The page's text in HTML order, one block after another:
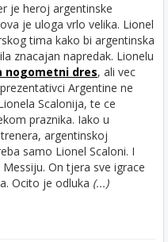
je heroj argentinske
je uloga vrlo velika. Lionel
tima kako bi argentinska
znacajan napredak. Lionelu
nogometni dres, ali vec
Argentine ne
Scalonija, te ce
praznika. Iako u
argentinskoj
samo Lionel Scaloni. I
On tjera sve igrace
Ocito je odluka (...)